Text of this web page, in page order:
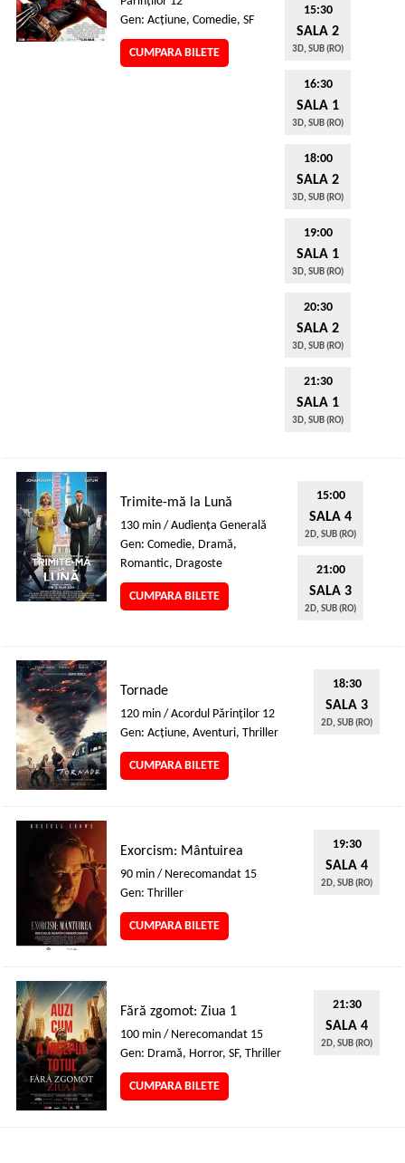
Gen: Acţiune, Comedie, SF
CUMPARA BILETE
15:30
SALA 2
3D, SUB (RO)
16:30
SALA 1
3D, SUB (RO)
18:00
SALA 2
3D, SUB (RO)
19:00
SALA 1
3D, SUB (RO)
20:30
SALA 2
3D, SUB (RO)
21:30
SALA 1
3D, SUB (RO)
Trimite-mă la Lună
130 min / Audienţa Generală
Gen: Comedie, Dramă,
Romantic, Dragoste
CUMPARA BILETE
15:00
SALA 4
2D, SUB (RO)
21:00
SALA 3
2D, SUB (RO)
Tornade
120 min / Acordul Părinţilor 12
Gen: Acţiune, Aventuri, Thriller
CUMPARA BILETE
18:30
SALA 3
2D, SUB (RO)
Exorcism: Mântuirea
90 min / Nerecomandat 15
Gen: Thriller
CUMPARA BILETE
19:30
SALA 4
2D, SUB (RO)
Fără zgomot: Ziua 1
100 min / Nerecomandat 15
Gen: Dramă, Horror, SF, Thriller
CUMPARA BILETE
21:30
SALA 4
2D, SUB (RO)